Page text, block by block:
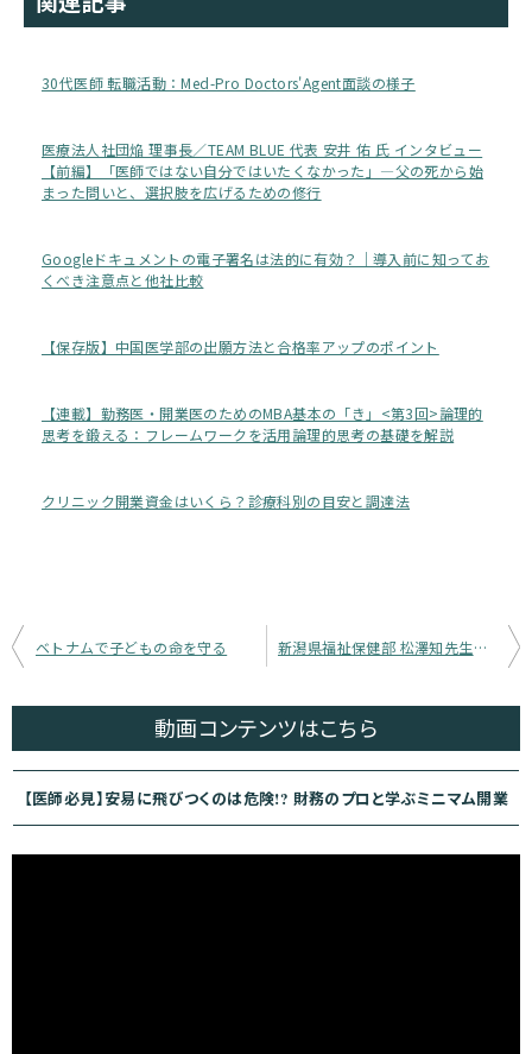
30代医師 転職活動：Med-Pro Doctors'Agent面談の様子
医療法人社団焔 理事長／TEAM BLUE 代表 安井 佑 氏 インタビュー
【前編】「医師ではない自分ではいたくなかった」―父の死から始
まった問いと、選択肢を広げるための修行
Googleドキュメントの電子署名は法的に有効？｜導入前に知ってお
くべき注意点と他社比較
【保存版】中国医学部の出願方法と合格率アップのポイント
【連載】勤務医・開業医のためのMBA基本の「き」<第3回>論理的
思考を鍛える：フレームワークを活用論理的思考の基礎を解説
クリニック開業資金はいくら？診療科別の目安と調達法
投
ビ
ゲ
ー
ベトナムで子どもの命を守る 新潟県福祉保健部 松澤知先生インタビュー【後編】「医療崩壊を防ぐ」―コロナ禍で見えた行政医師の現場、そして“地域医療構想”へ―
動画コンテンツはこちら
【医師必見】安易に飛びつくのは危険!? 財務のプロと学ぶミニマム開業